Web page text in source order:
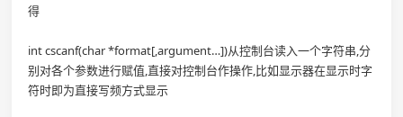
得
int cscanf(char *format[,argument…])从控制台读入一个字符串,分
别对各个参数进行赋值,直接对控制台作操作,比如显示器在显示时字
符时即为直接写频方式显示